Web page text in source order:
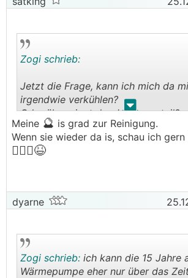
. .
Zogi schrieb:
Jetzt die Frage, kann ich mich da
irgendwie verkühlen?
Oder überwiegt der Jahresvorteil?
Meine 🔮 is grad zur Reinigung.
Wenn sie wieder da is, schau ich
🤷🏻‍♂️😆
dyarne
Zogi schrieb: ich kann die 15 Jahre
Wärmepumpe eher nur über das